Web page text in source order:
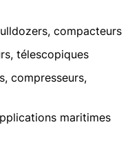
compacteurs
télescopiques
compresseurs,
maritimes